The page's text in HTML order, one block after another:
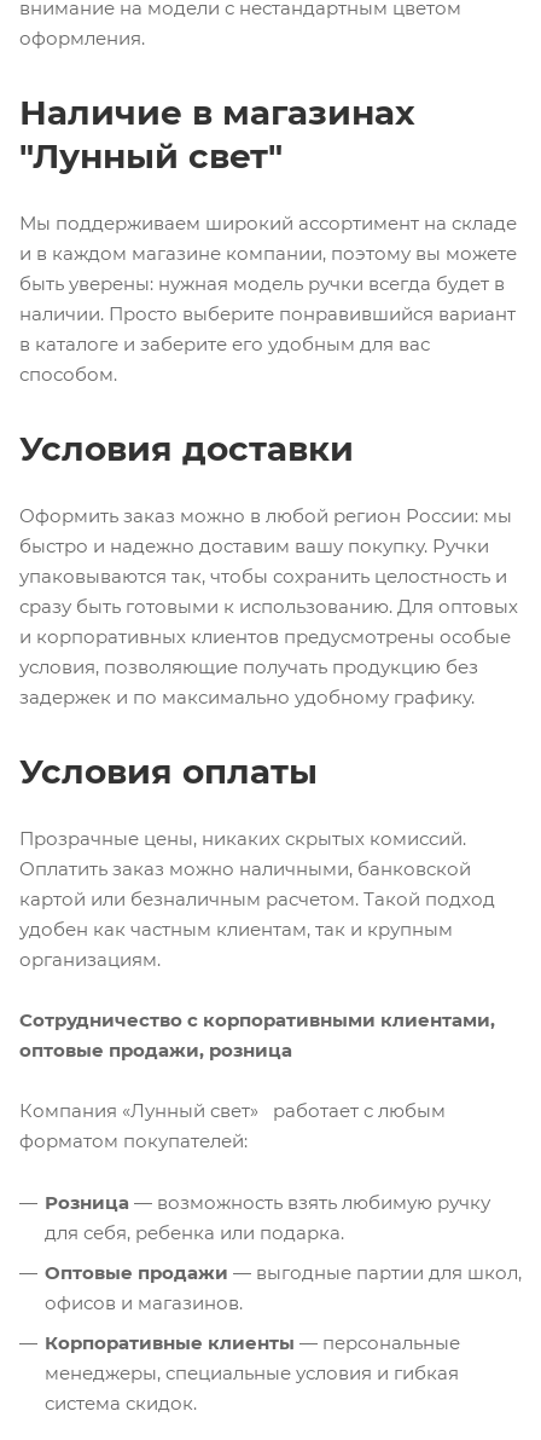
внимание на модели с нестандартным цветом
оформления.
Наличие в магазинах
"Лунный свет"
Мы поддерживаем широкий ассортимент на складе
и в каждом магазине компании, поэтому вы можете
быть уверены: нужная модель ручки всегда будет в
наличии. Просто выберите понравившийся вариант
в каталоге и заберите его удобным для вас
способом.
Условия доставки
Оформить заказ можно в любой регион России: мы
быстро и надежно доставим вашу покупку. Ручки
упаковываются так, чтобы сохранить целостность и
сразу быть готовыми к использованию. Для оптовых
и корпоративных клиентов предусмотрены особые
условия, позволяющие получать продукцию без
задержек и по максимально удобному графику.
Условия оплаты
Прозрачные цены, никаких скрытых комиссий.
Оплатить заказ можно наличными, банковской
картой или безналичным расчетом. Такой подход
удобен как частным клиентам, так и крупным
организациям.
Сотрудничество с корпоративными клиентами,
оптовые продажи, розница
Компания «Лунный свет» работает с любым
форматом покупателей:
Розница — возможность взять любимую ручку
для себя, ребенка или подарка.
Оптовые продажи — выгодные партии для школ,
офисов и магазинов.
Корпоративные клиенты — персональные
менеджеры, специальные условия и гибкая
система скидок.